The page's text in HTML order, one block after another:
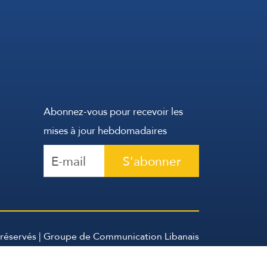
Abonnez-vous pour recevoir les
mises à jour hebdomadaires
S'abonner
| Groupe de Communication Libanais
2026